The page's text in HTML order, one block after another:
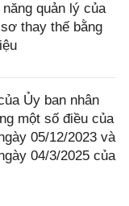
quản lý của
thay thế bằng
Ủy ban nhân
một số điều của
05/12/2023 và
04/3/2025 của